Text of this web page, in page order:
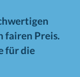
fairen Preis.
für die